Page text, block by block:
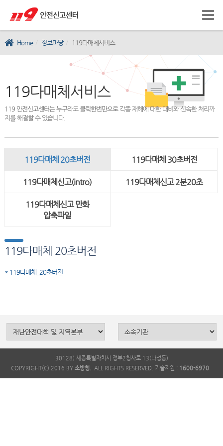
Home 정보마당 119다매체서비스
119다매체서비스
119 안전신고센터는 누구라도 클릭한번만으로 각종 재해에 대한 대비와 신속한 처리까
지를 해결할 수 있습니다.
119다매체 20초버전 119다매체 30초버전
119다매체신고(intro) 119다매체신고 2분20초
119다매체신고 만화
압축파일
119다매체 20초버전
* 119다매체_20초버전
30128) 세종특별자치시 정부2청사로 13(나성동)
COPYRIGHT(C) 2016 BY 소방청. ALL RIGHTS RESERVED. 기술지원 : 1600-6970